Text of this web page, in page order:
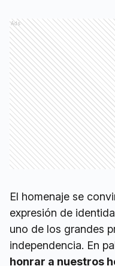
Ads
El homenaje se
expresión de
uno de los grandes
independencia. En
honrar a nuestros